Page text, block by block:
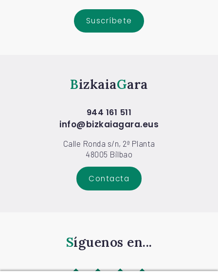
Suscríbete
Bizkaia Gara
944 161 511
info@bizkaiagara.eus
Calle Ronda s/n, 2ª Planta
48005 Bilbao
Contacta
Síguenos en...